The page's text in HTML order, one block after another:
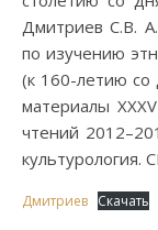
Дмитриев С.В.
по изучению
(к 160-летию со
материалы
чтений
культурология.
Дмитриев Скачать